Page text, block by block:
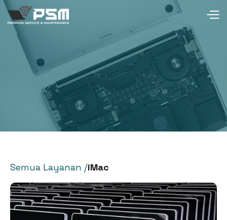
Semua Layanan /iMac